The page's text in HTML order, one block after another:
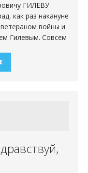
ГИЛЕВУ
как раз накануне
войны и
Гилевым. Совсем